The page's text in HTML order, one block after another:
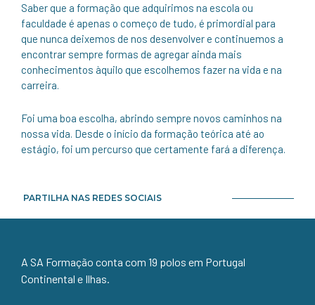
Saber que a formação que adquirimos na escola ou
faculdade é apenas o começo de tudo, é primordial para
que nunca deixemos de nos desenvolver e continuemos a
encontrar sempre formas de agregar ainda mais
conhecimentos àquilo que escolhemos fazer na vida e na
carreira.
Foi uma boa escolha, abrindo sempre novos caminhos na
nossa vida. Desde o início da formação teórica até ao
estágio, foi um percurso que certamente fará a diferença.
PARTILHA NAS REDES SOCIAIS
A SA Formação conta com 19 polos em Portugal
Continental e Ilhas.